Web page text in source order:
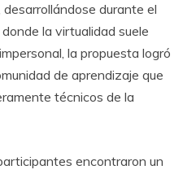
durante el
la virtualidad suele
la propuesta logró
de aprendizaje que
técnicos de la
encontraron un